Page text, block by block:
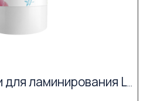
Оксид для краски для ламинирования Lash&Go